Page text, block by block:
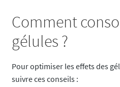
Comment
gélules ?
Pour optimiser les effets des
suivre ces conseils :